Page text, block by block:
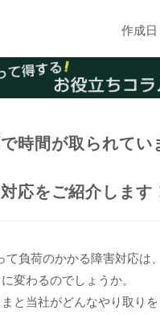
作成日
時間が取られてい
応をご紹介します
て負荷のかかる障害対応は
変わるのでしょうか。
と当社がどんなやり取り